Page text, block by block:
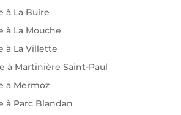
à La Buire
à La Mouche
à La Villette
à Martinière Saint-Paul
a Mermoz
à Parc Blandan